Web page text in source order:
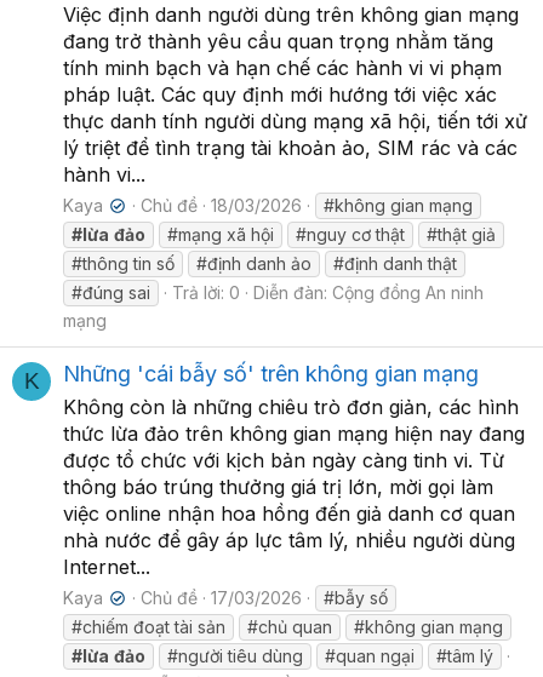
Việc định danh người dùng trên không gian mạng
đang trở thành yêu cầu quan trọng nhằm tăng
tính minh bạch và hạn chế các hành vi vi phạm
pháp luật. Các quy định mới hướng tới việc xác
thực danh tính người dùng mạng xã hội, tiến tới xử
lý triệt để tình trạng tài khoản ảo, SIM rác và các
hành vi...
Kaya ✔ Chủ đề 18/03/2026
#không gian mạng
#lừa đảo #mạng xã hội #nguy cơ thật
#thật giả
#thông tin số
#định danh ảo
#định danh thật
#đúng sai
Trả lời: 0 Diễn đàn: Cộng đồng An ninh
mạng
K Những 'cái bẫy số' trên không gian mạng
Không còn là những chiêu trò đơn giản, các hình
thức lừa đảo trên không gian mạng hiện nay đang
được tổ chức với kịch bản ngày càng tinh vi. Từ
thông báo trúng thưởng giá trị lớn, mời gọi làm
việc online nhận hoa hồng đến giả danh cơ quan
nhà nước để gây áp lực tâm lý, nhiều người dùng
Internet...
Kaya ✔ Chủ đề 17/03/2026
#bẫy số
#chiếm đoạt tài sản
#chủ quan
#không gian mạng
#lừa đảo #người tiêu dùng #quan ngại
#tâm lý